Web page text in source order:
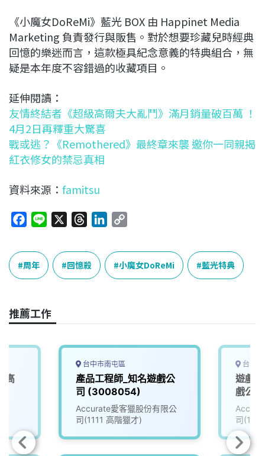
《小魔女DoReMi》藍光 BOX 由 Happinet Media
Marketing 負責發行與販售。對於想要珍藏兒時經典
回憶的樂迷而言，這款極具紀念意義的特典組合，無
疑是本年度不容錯過的收藏項目。
延伸閱讀：
友情終結者《超級高爾夫大亂鬥》滿月銷量破百萬 ！
4月2日再釋重大驚喜
戰或逃？《Remothered》最終章來襲 邀你一同親揭
紅衣修女的禁忌真相
資料來源： famitsu
c
e
b
o
k
e
r
e
a
n
e
n
p
y
L
k
周年 回憶殺 小魔女DoReMi 藍光特典
推薦工作
高
台中市南屯區
產品工程師_知名遊戲公
司 (3008054)
Accurate愛客獵股份有限公
司(1111 高階獵才)
台中
遊戲
戲公
司